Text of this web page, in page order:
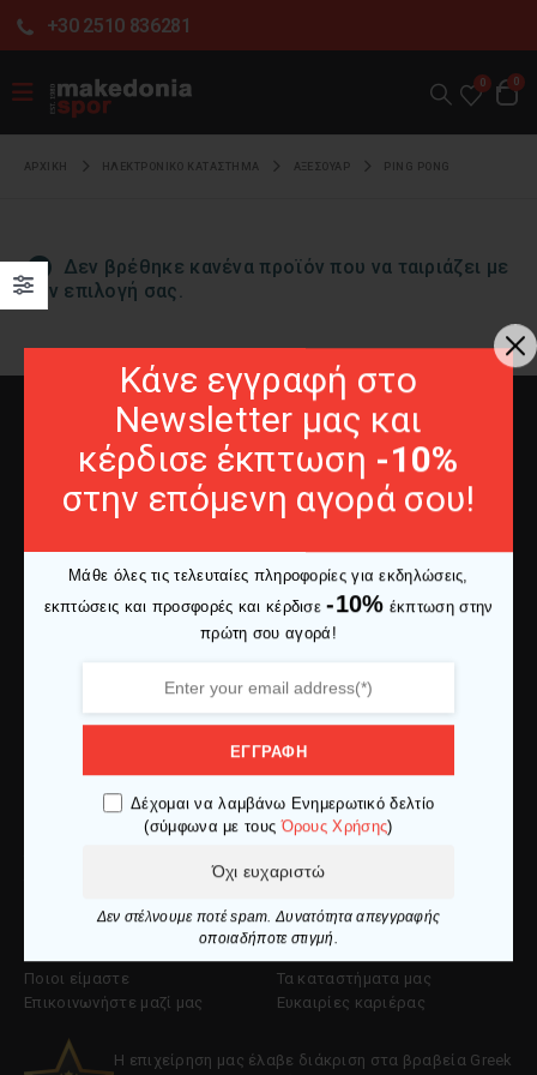
+30 2510 836281
0 0
ΑΡΧΙΚΉ ΗΛΕΚΤΡΟΝΙΚΌ ΚΑΤΆΣΤΗΜΑ ΑΞΕΣΟΥΑΡ PING PONG
Δεν βρέθηκε κανένα προϊόν που να ταιριάζει με
την επιλογή σας.
Ελ. Βενιζέλου 27 653 02, Καβάλα
info@makedoniaspor.gr
Εξυπηρέτηση Πελατών
Ο λογαριασμός μου
Ιστορικό παραγγελιών
Εντοπισμός αντικειμένου
Πολιτική cookies
Πολιτική απορρήτου
Όροι χρήσης
Ποιοι είμαστε
Επικοινωνήστε μαζί μας
Τα καταστήματα μας
Ευκαιρίες καριέρας
Η επιχείρηση μας έλαβε διάκριση στα βραβεία Greek
Κάνε εγγραφή στο
Newsletter μας και
κέρδισε έκπτωση -10%
στην επόμενη αγορά σου!
Μάθε όλες τις τελευταίες πληροφορίες για εκδηλώσεις,
εκπτώσεις και προσφορές και κέρδισε-10% έκπτωση στην
πρώτη σου αγορά!
ΕΓΓΡΑΦΗ
Δέχομαι να λαμβάνω Ενημερωτικό δελτίο
(σύμφωνα με τουςΌρους Χρήσης)
Όχι ευχαριστώ
Δεν στέλνουμε ποτέ spam. Δυνατότητα απεγγραφής
οποιαδήποτε στιγμή.